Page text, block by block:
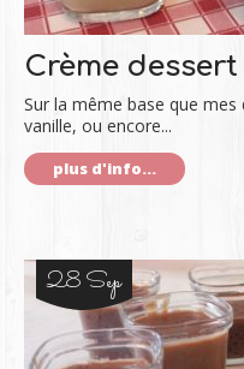
Crème
Sur la même base que
vanille, ou encore...
plus d'info...
28 Sep